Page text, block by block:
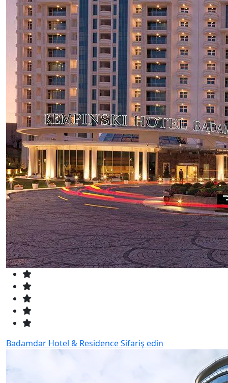
Badamdar Hotel & ResidenceSifariş edin